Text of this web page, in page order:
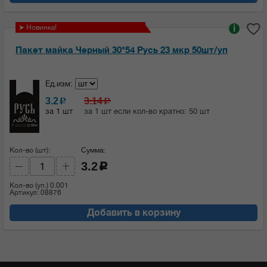
➤ Новинка!
Пакет майка Черный 30*54 Русь 23 мкр 50шт/уп
i
Ед.изм:
3.2 c
за 1 шт
3.14c
за 1 шт если кол-во кратно: 50 шт
Кол-во (шт):
Кол-во (уп.) 0.001
Артикул: 08876
Сумма:
3.2 c
Добавить в корзину